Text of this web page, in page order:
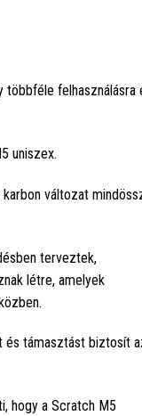
többféle felhasználásra
uniszex.
változat
terveztek,
létre, amelyek
és támasztást biztosít
hogy a Scratch M5